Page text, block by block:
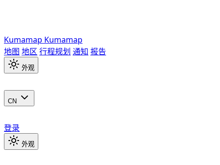
Kumamap Kumamap
地图 地区 行程规划 通知 报告
外观
CN
登录
外观